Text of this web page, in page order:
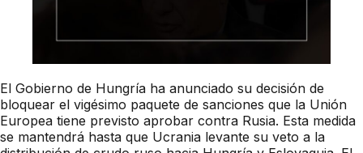
El Gobierno de Hungría ha anunciado su decisión de
bloquear el vigésimo paquete de sanciones que la Unión
Europea tiene previsto aprobar contra Rusia. Esta medida
se mantendrá hasta que Ucrania levante su veto a la